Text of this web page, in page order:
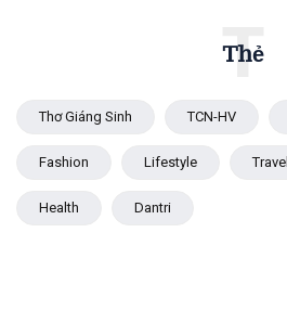
Thẻ
T
Thơ Giáng Sinh TCN-HV
Fashion Lifestyle Travel
Health Dantri